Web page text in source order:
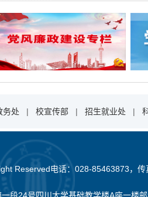
务处 | 校宣传部 | 招生就业处 |
Reserved电话：028-85463873，